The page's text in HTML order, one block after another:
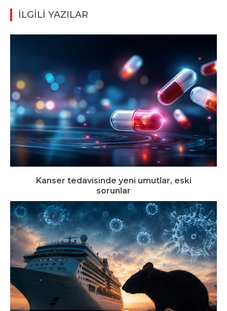
İLGİLİ YAZILAR
Kanser tedavisinde yeni umutlar, eski
sorunlar